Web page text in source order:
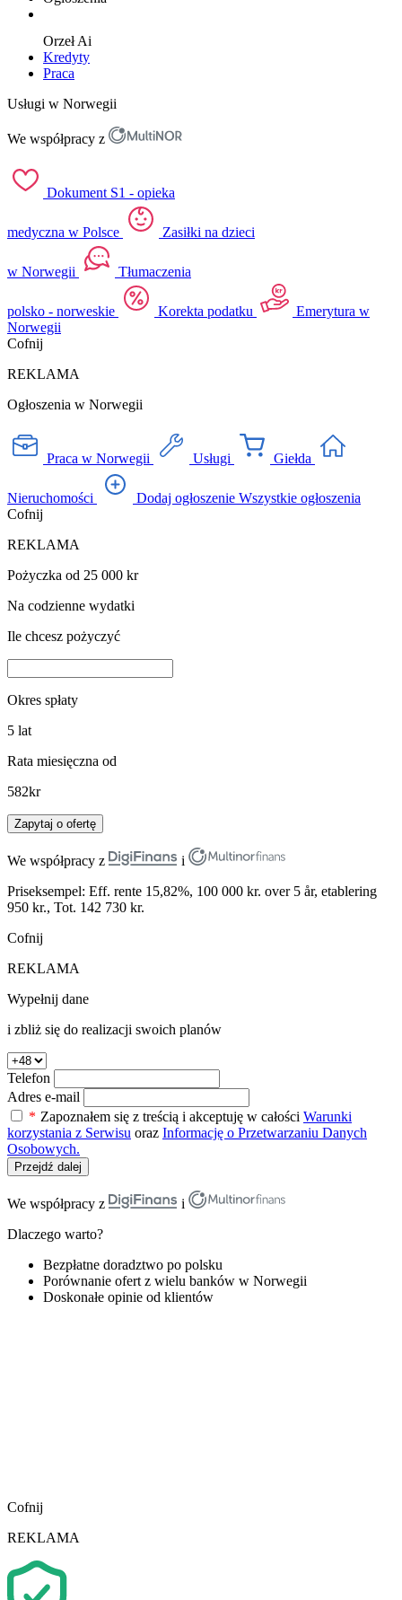
OrzełAi
Kredyty
Praca
Usługi w Norwegii
We współpracy z
Dokument S1 - opieka
medyczna w Polsce Zasiłki na dzieci
w Norwegii Tłumaczenia
polsko - norweskie Korekta podatku
Emerytura w
Norwegii
Cofnij
REKLAMA
Ogłoszenia w Norwegii
Praca w Norwegii Usługi Giełda
Nieruchomości Dodaj ogłoszenie Wszystkie ogłoszenia
Cofnij
REKLAMA
Pożyczka od 25 000 kr
Na codzienne wydatki
Ile chcesz pożyczyć
Okres spłaty
5 lat
Rata miesięczna od
582kr
Zapytaj o ofertę
We współpracy z
i
Priseksempel: Eff. rente 15,82%, 100 000 kr. over 5 år, etablering
950 kr., Tot. 142 730 kr.
Cofnij
REKLAMA
Wypełnij dane
i zbliż się do realizacji swoich planów
Telefon
Adres e-mail
* Zapoznałem się z treścią i akceptuję w całości Warunki
korzystania z Serwisu oraz Informację o Przetwarzaniu Danych
Osobowych.
Przejdź dalej
We współpracy z
i
Dlaczego warto?
Bezpłatne doradztwo po polsku
Porównanie ofert z wielu banków w Norwegii
Doskonałe opinie od klientów
Cofnij
REKLAMA